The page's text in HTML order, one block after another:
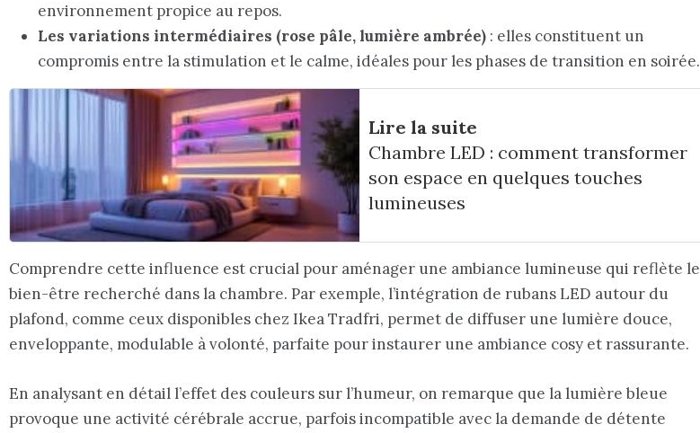
environnement propice au repos.
Les variations intermédiaires (rose pâle, lumière ambrée) : elles constituent un
compromis entre la stimulation et le calme, idéales pour les phases de transition en soirée.
Lire la suite
Chambre LED : comment transformer
son espace en quelques touches
lumineuses
Comprendre cette influence est crucial pour aménager une ambiance lumineuse qui reflète le
bien-être recherché dans la chambre. Par exemple, l’intégration de rubans LED autour du
plafond, comme ceux disponibles chez Ikea Tradfri, permet de diffuser une lumière douce,
enveloppante, modulable à volonté, parfaite pour instaurer une ambiance cosy et rassurante.
En analysant en détail l’effet des couleurs sur l’humeur, on remarque que la lumière bleue
provoque une activité cérébrale accrue, parfois incompatible avec la demande de détente